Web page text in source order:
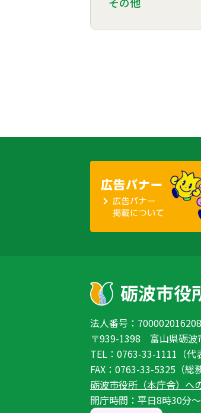
法人番号：
〒939-1398 富山県砺波
TEL：0763-33-1111（代
FAX：0763-33-5325（総
砺波市役所（本庁舎）へ
開庁時間：平日8時30分